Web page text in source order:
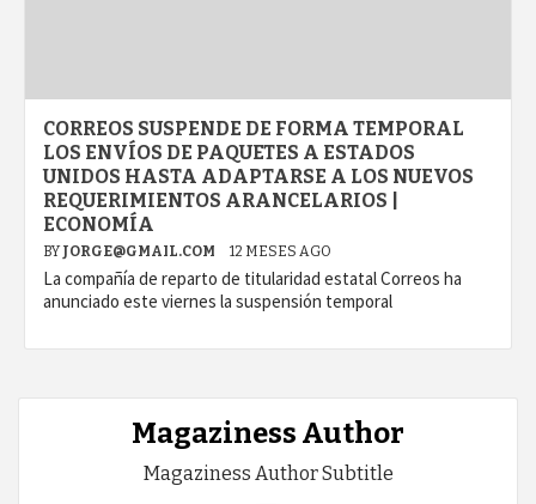
CORREOS SUSPENDE DE FORMA TEMPORAL
LOS ENVÍOS DE PAQUETES A ESTADOS
UNIDOS HASTA ADAPTARSE A LOS NUEVOS
REQUERIMIENTOS ARANCELARIOS |
ECONOMÍA
BY JORGE@GMAIL.COM 12 MESES AGO
La compañía de reparto de titularidad estatal Correos ha
anunciado este viernes la suspensión temporal
Magaziness Author
Magaziness Author Subtitle